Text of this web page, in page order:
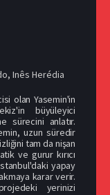
, Inês Herédia
olan Yasemin'in
büyüleyici
sürecini anlatır.
uzun süredir
tam da nişan
ve gurur kırıcı
yapay
karar verir.
yerinizi